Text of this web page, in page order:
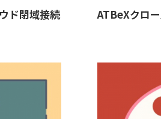
ド閉域接続
ATBeXクロ